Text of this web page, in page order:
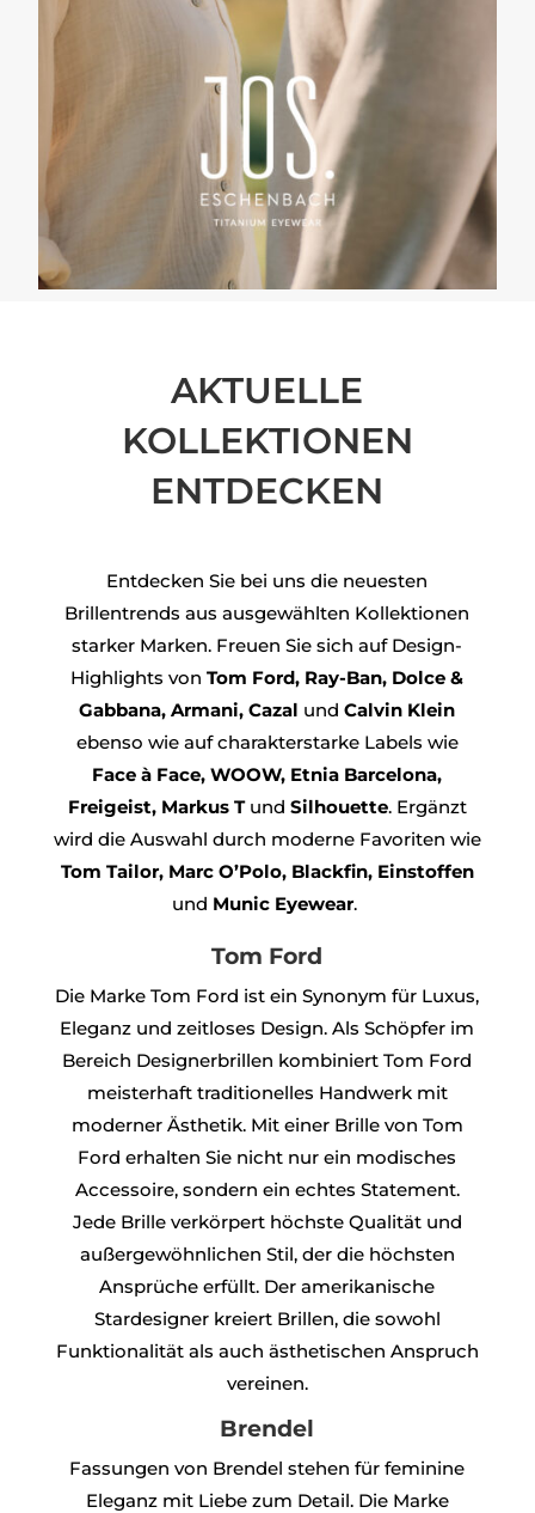
AKTUELLE
KOLLEKTIONEN
ENTDECKEN
Entdecken Sie bei uns die neuesten
Brillentrends aus ausgewählten Kollektionen
starker Marken. Freuen Sie sich auf Design-
Highlights vonTom Ford, Ray-Ban, Dolce &
Gabbana, Armani, Cazal undCalvin Klein
ebenso wie auf charakterstarke Labels wie
Face à Face, WOOW, Etnia Barcelona,
Freigeist, Markus Tund Silhouette. Ergänzt
wird die Auswahl durch moderne Favoriten wie
Tom Tailor, Marc O’Polo, Blackfin, Einstoffen
und Munic Eyewear.
Tom Ford
Die Marke Tom Ford ist ein Synonym für Luxus,
Eleganz und zeitloses Design. Als Schöpfer im
Bereich Designerbrillen kombiniert Tom Ford
meisterhaft traditionelles Handwerk mit
moderner Ästhetik. Mit einer Brille von Tom
Ford erhalten Sie nicht nur ein modisches
Accessoire, sondern ein echtes Statement.
Jede Brille verkörpert höchste Qualität und
außergewöhnlichen Stil, der die höchsten
Ansprüche erfüllt. Der amerikanische
Stardesigner kreiert Brillen, die sowohl
Funktionalität als auch ästhetischen Anspruch
vereinen.
Brendel
Fassungen von Brendel stehen für feminine
Eleganz mit Liebe zum Detail. Die Marke